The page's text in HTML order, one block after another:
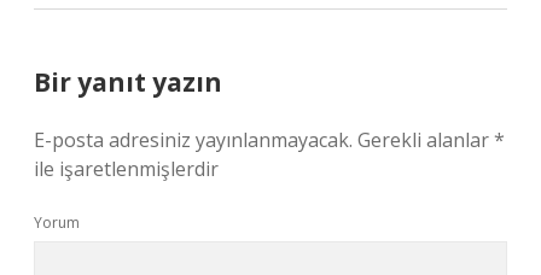
Bir yanıt yazın
E-posta adresiniz yayınlanmayacak. Gerekli alanlar*
ile işaretlenmişlerdir
Yorum